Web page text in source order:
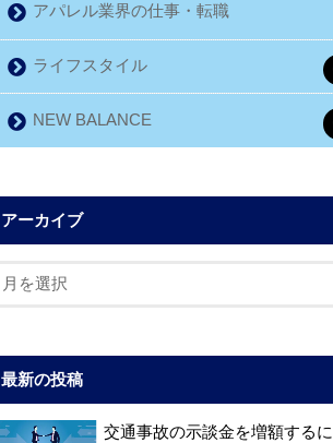
アパレル業界の仕事・転職
ライフスタイル
NEW BALANCE
アーカイブ
最新の投稿
交通事故の示談金を増額するに